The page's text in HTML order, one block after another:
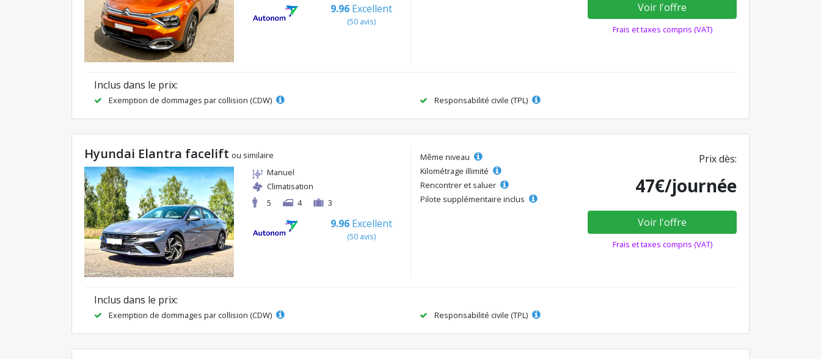
9.96 Excellent
(50 avis)
Voir l'offre
Frais et taxes compris (VAT)
Inclus dans le prix:
Exemption de dommages par collision (CDW) Responsabilité civile (TPL)
Hyundai Elantra facelift ou similaire
Manuel
Climatisation
5
4 3
9.96 Excellent
(50 avis)
Même niveau
Kilométrage illimité
Rencontrer et saluer
Pilote supplémentaire inclus
Prix dès:
47€/journée
Voir l'offre
Frais et taxes compris (VAT)
Inclus dans le prix:
Exemption de dommages par collision (CDW) Responsabilité civile (TPL)